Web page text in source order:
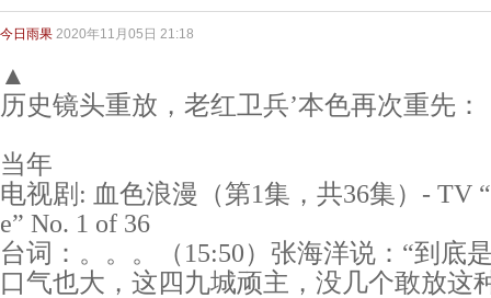
今日雨果 2020年11月05日 21:18
▲
历史镜头重放，老红卫兵’本色再次重先：
当年
电视剧: 血色浪漫（第1集，共36集）- TV
e” No. 1 of 36
台词：。。。（15:50）张海洋说：“到底
口气也大，这四九城顽主，没几个敢放这